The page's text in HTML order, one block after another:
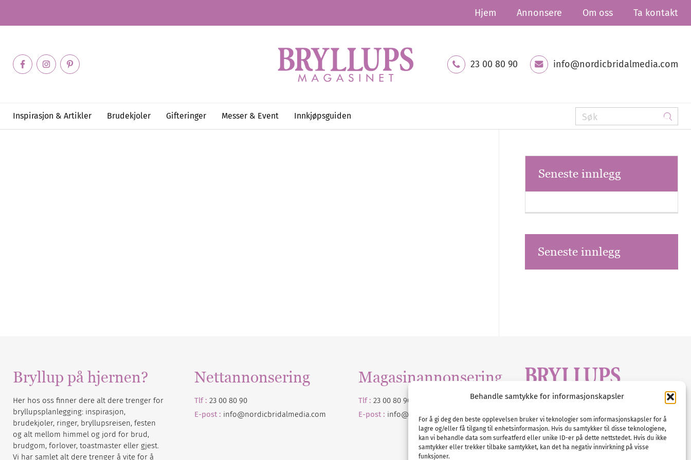
Behandle samtykke for informasjonskapsler
For å gi deg den beste opplevelsen bruker vi teknologier som informasjonskapsler for å
lagre og/eller få tilgang til enhetsinformasjon. Hvis du samtykker til disse teknologiene,
kan vi behandle data som surfeatferd eller unike ID-er på dette nettstedet. Hvis du ikke
samtykker eller trekker tilbake samtykket, kan det ha negativ innvirkning på visse
funksjoner.
Hjem Annonsere Om oss Ta kontakt
23 00 80 90 info@nordicbridalmedia.com
Inspirasjon & Artikler Brudekjoler Gifteringer Messer & Event Innkjøpsguiden
Seneste innlegg
Seneste innlegg
Bryllup på hjernen?
Her hos oss finner dere alt dere trenger for
bryllupsplanlegging: inspirasjon,
brudekjoler, ringer, bryllupsreisen, festen
og alt mellom himmel og jord for brud,
brudgom, forlover, toastmaster eller gjest.
Vi har samlet alt dere trenger å vite for å
Nettannonsering
Tlf : 23 00 80 90
E-post : info@nordicbridalmedia.com
Magasinannonsering
Tlf : 23 00 80 90
E-post : info@ nordicbridalmedia
E-post :info@nordicbridalmedia.com
Bryllupsmagasinet Norge
© All rights reserved.
VAT: NO911740648